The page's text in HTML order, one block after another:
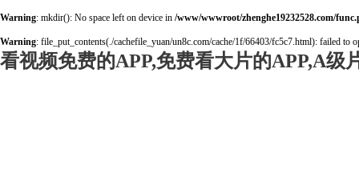
Warning: mkdir(): No space left on device in /www/wwwroot/zhenghe19232528.com/
Warning: file_put_contents(./cachefile_yuan/un8c.com/cache/1f/66403/fc5c7.html): failed to
看视频免费的APP,免费看大片的APP,A级